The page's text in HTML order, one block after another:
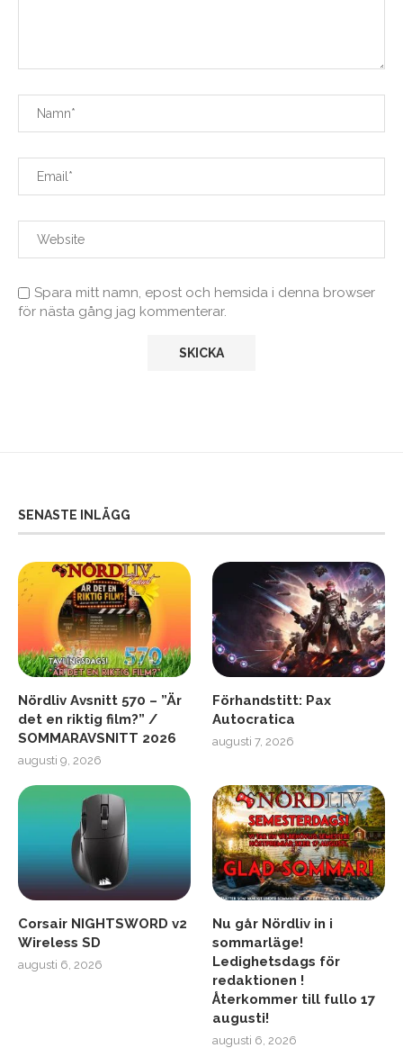
Spara mitt namn, epost och hemsida i denna browser
för nästa gång jag kommenterar.
SENASTE INLÄGG
Nördliv Avsnitt 570 – ”Är
det en riktig film?” /
SOMMARAVSNITT 2026
augusti 9, 2026
Förhandstitt: Pax
Autocratica
augusti 7, 2026
Corsair NIGHTSWORD v2
Wireless SD
augusti 6, 2026
Nu går Nördliv in i
sommarläge!
Ledighetsdags för
redaktionen !
Återkommer till fullo 17
augusti!
augusti 6, 2026